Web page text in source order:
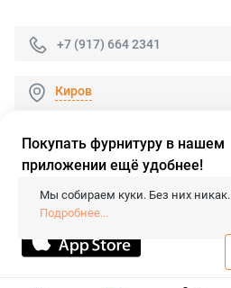
+7 (917) 664 2341
Киров
© 2026 «FieraShop.ru»
Сопровождение сайта
- Вебформат.
Все права защищены.
Не является публичной офертой
Политика конфиденциальности
Покупать фурнитуру в нашем
приложении ещё удобнее!
Мы собираем куки. Без них никак.
Подробнее...